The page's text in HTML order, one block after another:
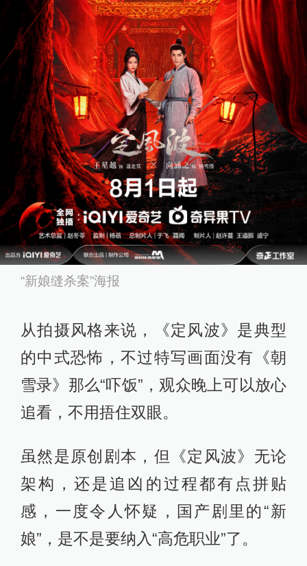
“新娘缝杀案”海报
从拍摄风格来说，《定风波》是典型
的中式恐怖，不过特写画面没有《朝
雪录》那么“吓饭”，观众晚上可以放心
追看，不用捂住双眼。
虽然是原创剧本，但《定风波》无论
架构，还是追凶的过程都有点拼贴
感，一度令人怀疑，国产剧里的“新
娘”，是不是要纳入“高危职业”了。